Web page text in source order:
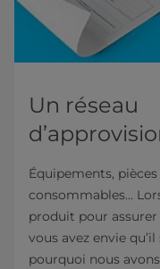
Un réseau
Équipements,
consommables...
produit pour
vous avez envie
pourquoi nous